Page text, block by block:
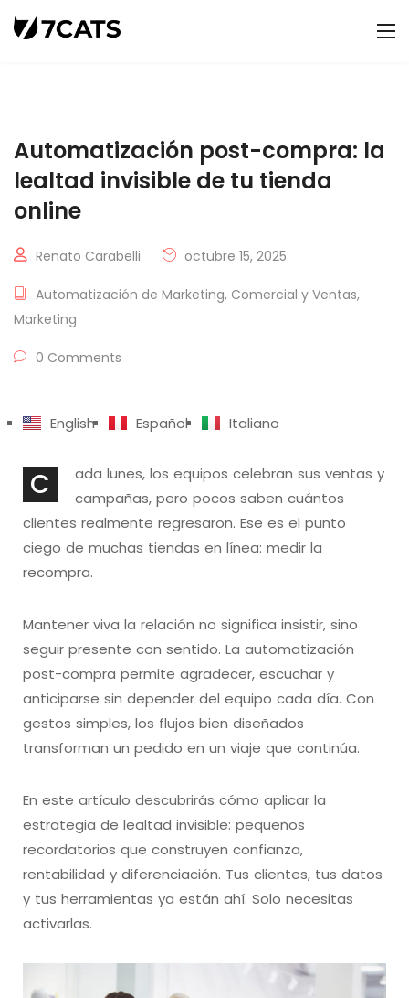
Automatización post-compra: la
lealtad invisible de tu tienda
online
Renato Carabelli octubre 15, 2025
Automatización de Marketing, Comercial y Ventas,
Marketing
0 Comments
English Español Italiano
C
ada lunes, los equipos celebran sus ventas y
campañas, pero pocos saben cuántos
clientes realmente regresaron. Ese es el punto
ciego de muchas tiendas en línea: medir la
recompra.
Mantener viva la relación no significa insistir, sino
seguir presente con sentido. La automatización
post-compra permite agradecer, escuchar y
anticiparse sin depender del equipo cada día. Con
gestos simples, los flujos bien diseñados
transforman un pedido en un viaje que continúa.
En este artículo descubrirás cómo aplicar la
estrategia de lealtad invisible: pequeños
recordatorios que construyen confianza,
rentabilidad y diferenciación. Tus clientes, tus datos
y tus herramientas ya están ahí. Solo necesitas
activarlas.